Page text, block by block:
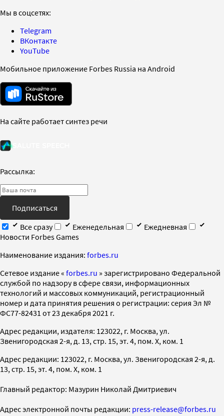
Мы в соцсетях:
Telegram
ВКонтакте
YouTube
Мобильное приложение Forbes Russia на Android
На сайте работает синтез речи
Рассылка:
Подписаться
Все сразу
Еженедельная
Ежедневная
Новости Forbes Games
Наименование издания: forbes.ru
Cетевое издание « forbes.ru » зарегистрировано Федеральной
службой по надзору в сфере связи, информационных
технологий и массовых коммуникаций, регистрационный
номер и дата принятия решения о регистрации: серия Эл №
ФС77-82431 от 23 декабря 2021 г.
Адрес редакции, издателя: 123022, г. Москва, ул.
Звенигородская 2-я, д. 13, стр. 15, эт. 4, пом. X, ком. 1
Адрес редакции: 123022, г. Москва, ул. Звенигородская 2-я, д.
13, стр. 15, эт. 4, пом. X, ком. 1
Главный редактор: Мазурин Николай Дмитриевич
Адрес электронной почты редакции: press-release@forbes.ru